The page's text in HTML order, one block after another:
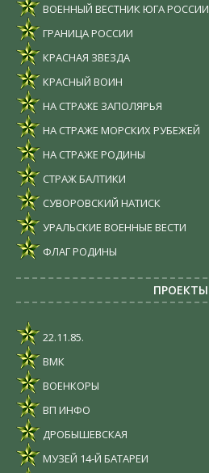
ВОЕННЫЙ ВЕСТНИК ЮГА РОССИИ
ГРАНИЦА РОССИИ
КРАСНАЯ ЗВЕЗДА
КРАСНЫЙ ВОИН
НА СТРАЖЕ ЗАПОЛЯРЬЯ
НА СТРАЖЕ МОРСКИХ РУБЕЖЕЙ
НА СТРАЖЕ РОДИНЫ
СТРАЖ БАЛТИКИ
СУВОРОВСКИЙ НАТИСК
УРАЛЬСКИЕ ВОЕННЫЕ ВЕСТИ
ФЛАГ РОДИНЫ
ПРОЕКТЫ
22.11.85.
ВМК
ВОЕНКОРЫ
ВП ИНФО
ДРОБЫШЕВСКАЯ
МУЗЕЙ 14-Й БАТАРЕИ